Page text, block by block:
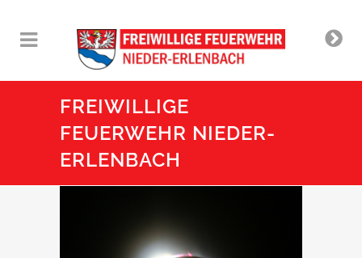
FREIWILLIGE
FEUERWEHR NIEDER-
ERLENBACH